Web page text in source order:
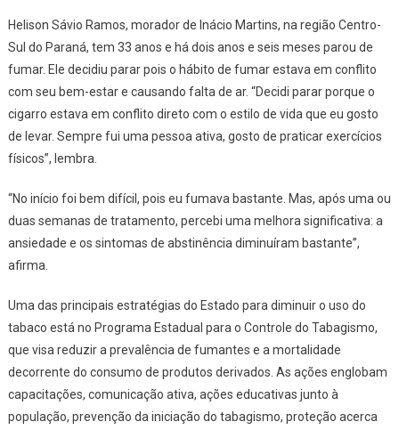
Helison Sávio Ramos, morador de Inácio Martins, na região Centro-
Sul do Paraná, tem 33 anos e há dois anos e seis meses parou de
fumar. Ele decidiu parar pois o hábito de fumar estava em conflito
com seu bem-estar e causando falta de ar. “Decidi parar porque o
cigarro estava em conflito direto com o estilo de vida que eu gosto
de levar. Sempre fui uma pessoa ativa, gosto de praticar exercícios
físicos”, lembra.
“No início foi bem difícil, pois eu fumava bastante. Mas, após uma ou
duas semanas de tratamento, percebi uma melhora significativa: a
ansiedade e os sintomas de abstinência diminuíram bastante”,
afirma.
Uma das principais estratégias do Estado para diminuir o uso do
tabaco está no Programa Estadual para o Controle do Tabagismo,
que visa reduzir a prevalência de fumantes e a mortalidade
decorrente do consumo de produtos derivados. As ações englobam
capacitações, comunicação ativa, ações educativas junto à
população, prevenção da iniciação do tabagismo, proteção acerca